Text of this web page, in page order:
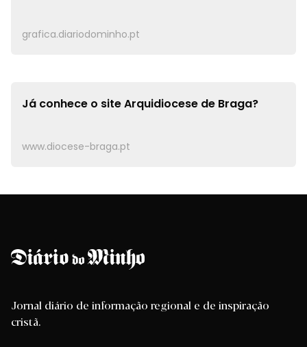
grafica.diariodominho.pt
Já conhece o siteArquidiocese de Braga?
www.diocese-braga.pt
Jornal diário de informação regional e de inspiração
cristã.